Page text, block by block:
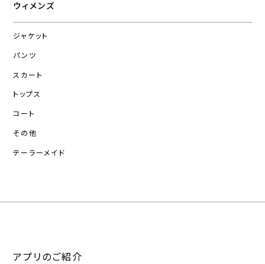
ウィメンズ
ジャケット
パンツ
スカート
トップス
コート
その他
テーラーメイド
アプリのご紹介